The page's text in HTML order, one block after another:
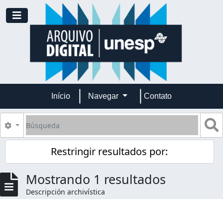
Skip to main content
Toggle navigation
Início Navegar Contato
Búsqueda
Search options
Restringir resultados por:
Mostrando 1 resultados
Descripción archivística